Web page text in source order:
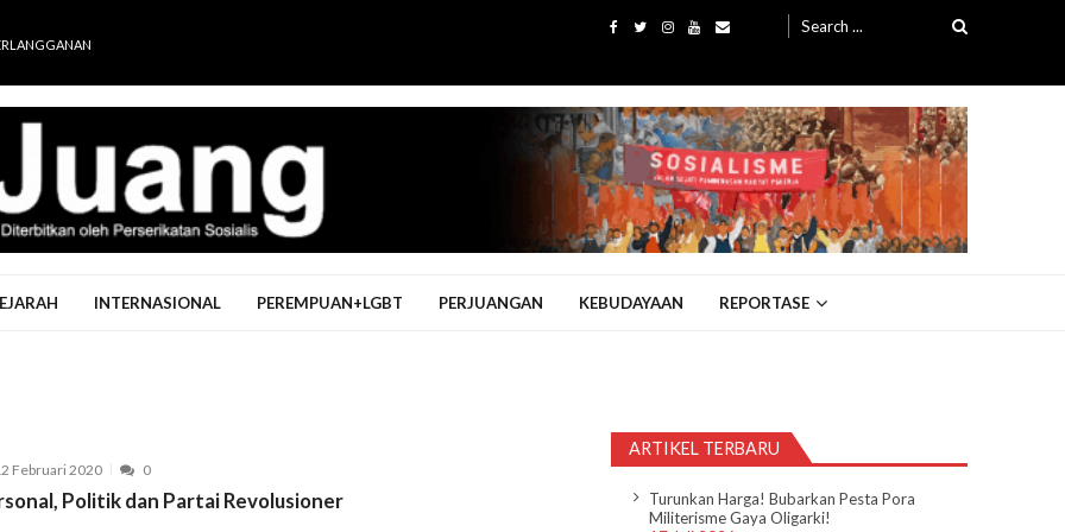
for:
INTERNASIONAL PEREMPUAN+LGBT PERJUANGAN KEBUDAYAAN REPORTASE
Februari 2020 0
Politik dan Partai Revolusioner
ARTIKEL TERBARU
Turunkan Harga! Bubarkan Pesta Pora
Militerisme Gaya Oligarki!